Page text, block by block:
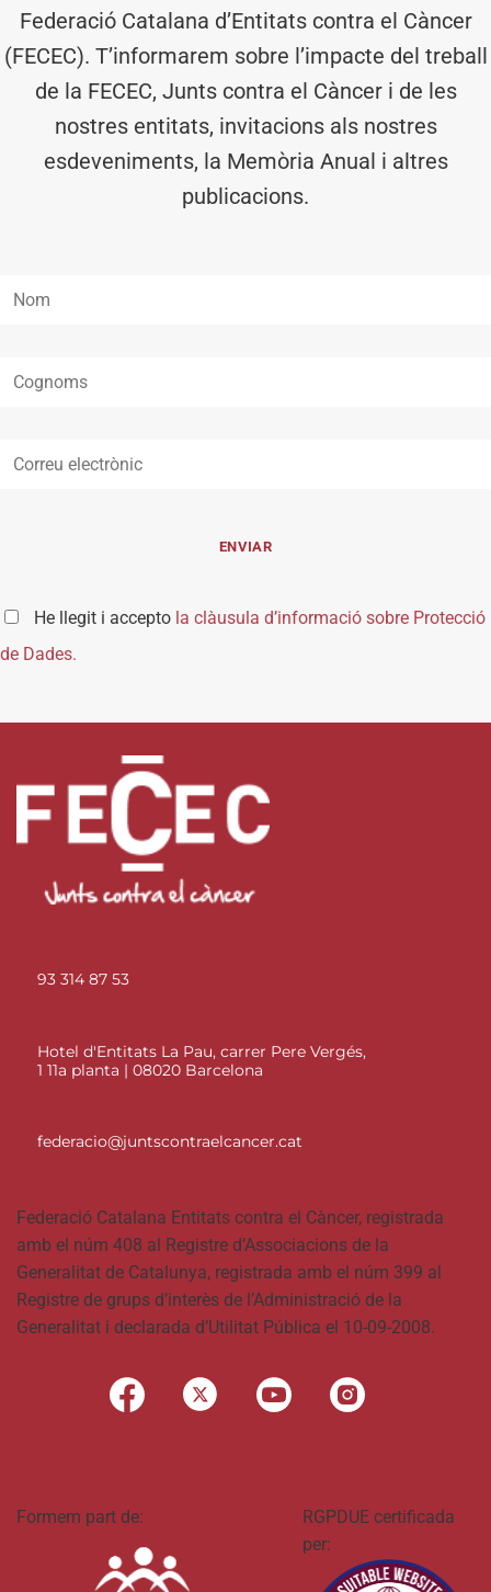
Federació Catalana d’Entitats contra el Càncer
(FECEC). T’informarem sobre l’impacte del treball
de la FECEC, Junts contra el Càncer i de les
nostres entitats, invitacions als nostres
esdeveniments, la Memòria Anual i altres
publicacions.
He llegit i accepto la clàusula d’informació sobre Protecció
de Dades.
93 314 87 53
Hotel d'Entitats La Pau, carrer Pere Vergés,
1 11a planta | 08020 Barcelona
federacio@juntscontraelcancer.cat
Federació Catalana Entitats contra el Càncer, registrada
amb el núm 408 al Registre d’Associacions de la
Generalitat de Catalunya, registrada amb el núm 399 al
Registre de grups d’interès de l’Administració de la
Generalitat i declarada d’Utilitat Pública el 10-09-2008.
Formem part de:
RGPDUE certificada
per: